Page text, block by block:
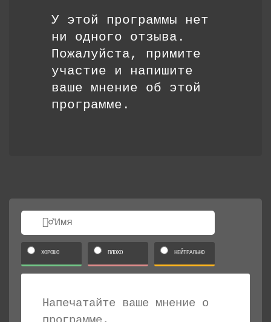
У этой программы нет
ни одного отзыва.
Пожалуйста, примите
участие и напишите
ваше мнение об этой
программе.
ХОРОШО ПЛОХО НЕЙТРАЛЬНО